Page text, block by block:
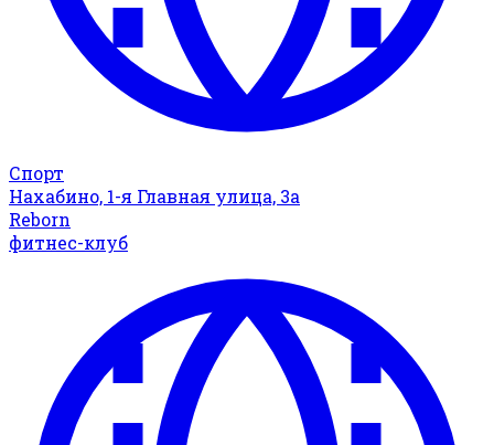
Спорт
Нахабино, 1-я Главная улица, 3а
Reborn
фитнес-клуб